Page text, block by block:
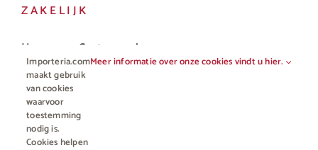
ZAKELIJK
Horeca en Gastronomie
Vakhandel
Importeria.com
maakt gebruik
van cookies
waarvoor
toestemming
nodig is.
Cookies helpen
Meer informatie over onze cookies vindt u hier.